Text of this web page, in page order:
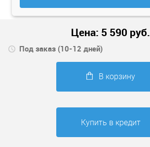
Цена: 5 590 руб.
Под заказ (10-12 дней)
В корзину
Купить в кредит